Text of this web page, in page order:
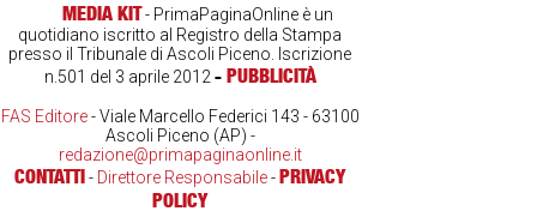
MEDIA KIT- PrimaPaginaOnline è un
quotidiano iscritto al Registro della Stampa
presso il Tribunale di Ascoli Piceno. Iscrizione
n.501 del 3 aprile 2012- PUBBLICITÀ
FAS Editore- Viale Marcello Federici 143 - 63100
Ascoli Piceno (AP) -
redazione@primapaginaonline.it
CONTATTI- Direttore Responsabile-PRIVACY
POLICY